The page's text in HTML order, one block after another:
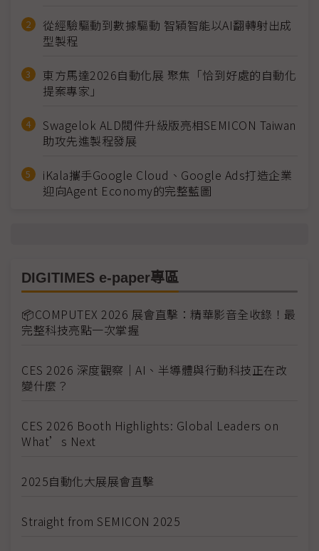
從經驗驅動到數據驅動 智穎智能以AI翻轉射出成
型製程
東方馬達2026自動化展 聚焦「恰到好處的自動化
提案專家」
Swagelok ALD閥件升級版亮相SEMICON Taiwan
助攻先進製程發展
iKala攜手Google Cloud、Google Ads打造企業
迎向Agent Economy的完整藍圖
DIGITIMES e-paper專區
📦COMPUTEX 2026 展會直擊：精華影音全收錄！最
完整科技亮點一次掌握
CES 2026 深度觀察｜AI、半導體與行動科技正在改
變什麼？
CES 2026 Booth Highlights: Global Leaders on
What’s Next
2025自動化大展展會直擊
Straight from SEMICON 2025